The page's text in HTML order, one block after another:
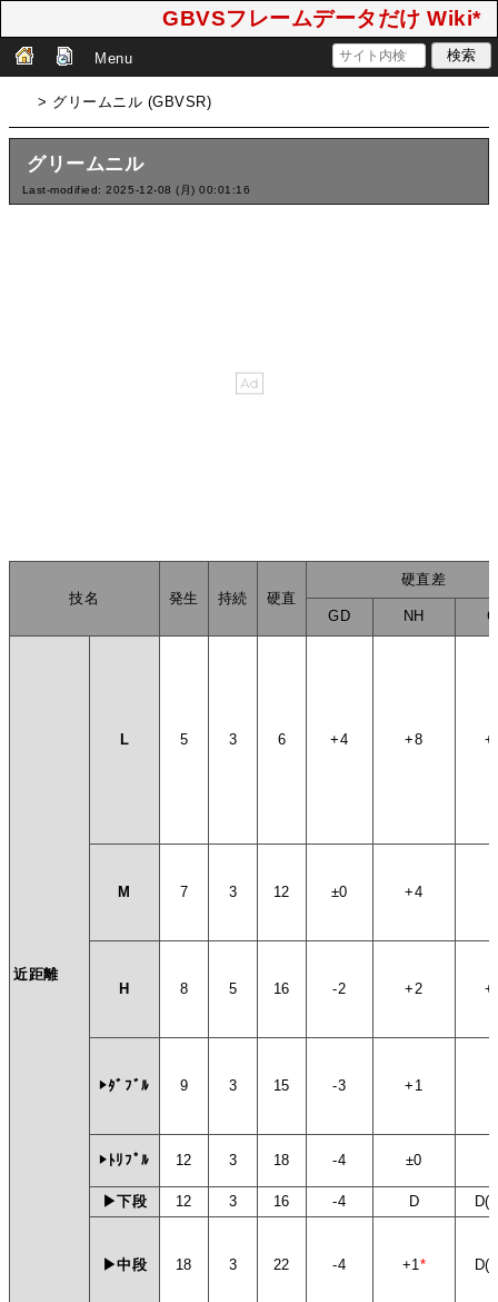
GBVSフレームデータだけ Wiki*
Menu
> グリームニル (GBVSR)
グリームニル
Last-modified: 2025-12-08 (月) 00:01:16
技名 発生 持続 硬直
硬直差
GD NH
近距離
L 5 3 6 +4 +8
M 7 3 12 ±0 +4
H 8 5 16 -2 +2
▶ﾀﾞﾌﾞﾙ 9 3 15 -3 +1
▶ﾄﾘﾌﾟﾙ 12 3 18 -4 ±0
▶下段 12 3 16 -4 D
▶中段 18 3 22 -4 +1*